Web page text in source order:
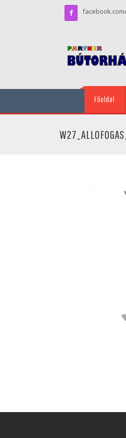
Főoldal